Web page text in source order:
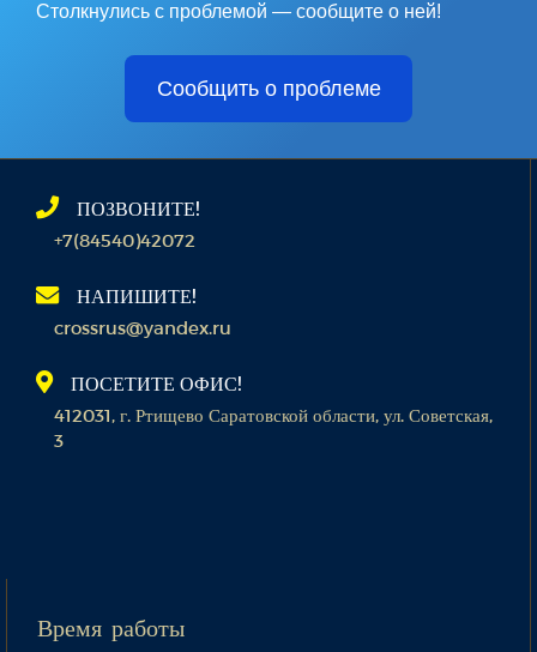
Столкнулись с проблемой — сообщите о ней!
Сообщить о проблеме
ПОЗВОНИТЕ!
+7(84540)42072
НАПИШИТЕ!
crossrus@yandex.ru
ПОСЕТИТЕ ОФИС!
412031, г. Ртищево Саратовской области, ул. Советская,
3
Время работы